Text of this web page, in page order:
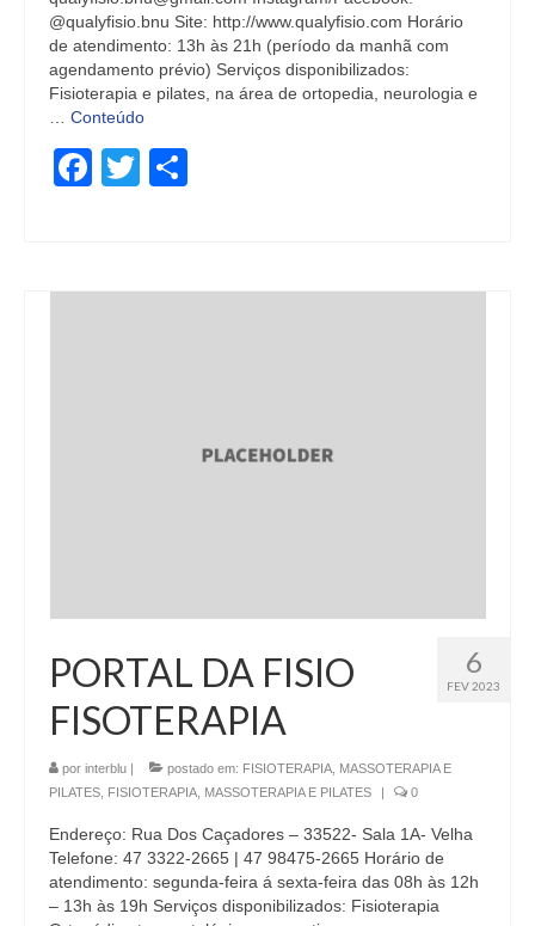
@qualyfisio.bnu Site: http://www.qualyfisio.com Horário
de atendimento: 13h às 21h (período da manhã com
agendamento prévio) Serviços disponibilizados:
Fisioterapia e pilates, na área de ortopedia, neurologia e
Conteúdo
Facebook
Twitter
6
FEV 2023
PORTAL DA FISIO
FISOTERAPIA
por interblu | postado em: FISIOTERAPIA, MASSOTERAPIA E
PILATES FISIOTERAPIA, MASSOTERAPIA E PILATES | 0
Endereço: Rua Dos Caçadores – 33522- Sala 1A- Velha
Telefone: 47 3322-2665 | 47 98475-2665 Horário de
atendimento: segunda-feira á sexta-feira das 08h às 12h
– 13h às 19h Serviços disponibilizados: Fisioterapia